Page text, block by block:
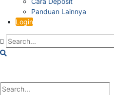
Panduan Lainnya
Login